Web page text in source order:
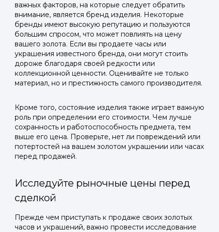
важных факторов, на которые следует обратить
внимание, является бренд изделия. Некоторые
бренды имеют высокую репутацию и пользуются
большим спросом, что может повлиять на цену
вашего золота. Если вы продаете часы или
украшения известного бренда, они могут стоить
дороже благодаря своей редкости или
коллекционной ценности. Оценивайте не только
материал, но и престижность самого производителя.
Кроме того, состояние изделия также играет важную
роль при определении его стоимости. Чем лучше
сохранность и работоспособность предмета, тем
выше его цена. Проверьте, нет ли повреждений или
потертостей на вашем золотом украшении или часах
перед продажей.
Исследуйте рыночные цены перед
сделкой
Прежде чем приступать к продаже своих золотых
часов и украшений, важно провести исследование